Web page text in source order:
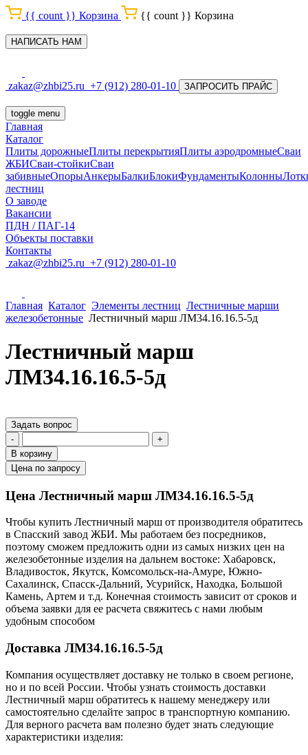
{{ count }} Корзина {{ count }} Корзина
НАПИСАТЬ НАМ
zakaz@zhbi25.ru +7 (912) 280-01-10 ЗАПРОСИТЬ ПРАЙС
toggle menu
Главная
Каталог
Плиты дорожныеПлиты перекрытияПлиты аэродромныеСваи
ЖБИСваи-стойкиСваи
забивныеОпорыАнкерыБалкиБлокиФундаментыКолонны
лестниц
О заводе
Вакансии
ПДН / ПАГ-14
Объекты поставки
Контакты
zakaz@zhbi25.ru +7 (912) 280-01-10
Главная Каталог Элементы лестниц Лестничные марши
железобетонные Лестничный марш ЛМ34.16.16.5-5д
Лестничный марш
ЛМ34.16.16.5-5д
Задать вопрос
-
+
В корзину
Цена по запросу
Цена Лестничный марш ЛМ34.16.16.5-5д
Чтобы купить Лестничный марш от производителя обратитесь
в Cпасский завод ЖБИ. Мы работаем без посредников,
поэтому сможем предложить одни из самых низких цен на
железобетонные изделия на дальнем востоке: Хабаровск,
Владивосток, Якутск, Комсомольск-на-Амуре, Южно-
Сахалинск, Спасск-Дальний, Усурийск, Находка, Большой
Камень, Артем и т.д. Конечная стоимость зависит от сроков и
объема заявки для ее расчета свяжитесь с нами любым
удобным способом
Доставка ЛМ34.16.16.5-5д
Компания осуществляет доставку не только в своем регионе,
но и по всей России. Чтобы узнать стоимость доставки
Лестничный марш обратитесь к нашему менеджеру или
самостоятельно сделайте запрос в транспортную компанию.
Для верного расчета вам полезно будет знать следующие
характеристики изделия: